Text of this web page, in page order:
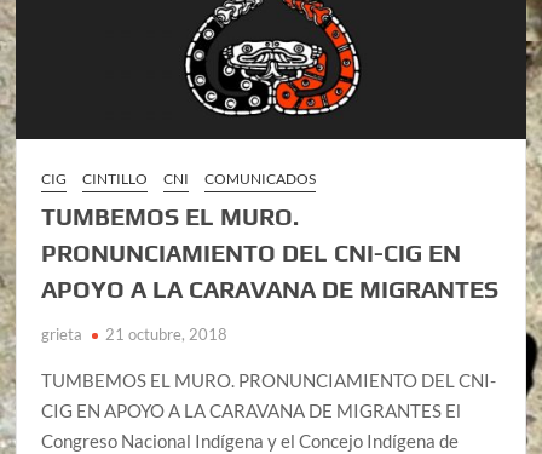
CIG CINTILLO CNI COMUNICADOS
TUMBEMOS EL MURO.
PRONUNCIAMIENTO DEL CNI-CIG EN
APOYO A LA CARAVANA DE MIGRANTES
grieta 21 octubre, 2018
TUMBEMOS EL MURO. PRONUNCIAMIENTO DEL CNI-
CIG EN APOYO A LA CARAVANA DE MIGRANTES El
Congreso Nacional Indígena y el Concejo Indígena de